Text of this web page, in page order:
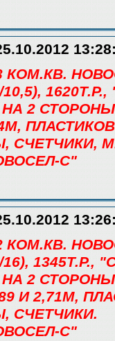
КОМ.КВ.
10,5),
НА 2
СЧЕТЧИКИ,
С"
КОМ.КВ.
16),
НА 2
И 2,71М,
СЧЕТЧИКИ.
С"